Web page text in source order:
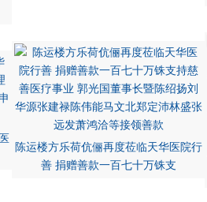
陈运楼方乐荷伉俪再度莅临天华医院行
善 捐赠善款一百七十万铢支